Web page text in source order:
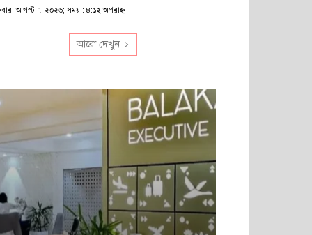
আগস্ট ৭, ২০২৬; সময় : ৪:১২ অপরাহ্ণ
আরো দেখুন